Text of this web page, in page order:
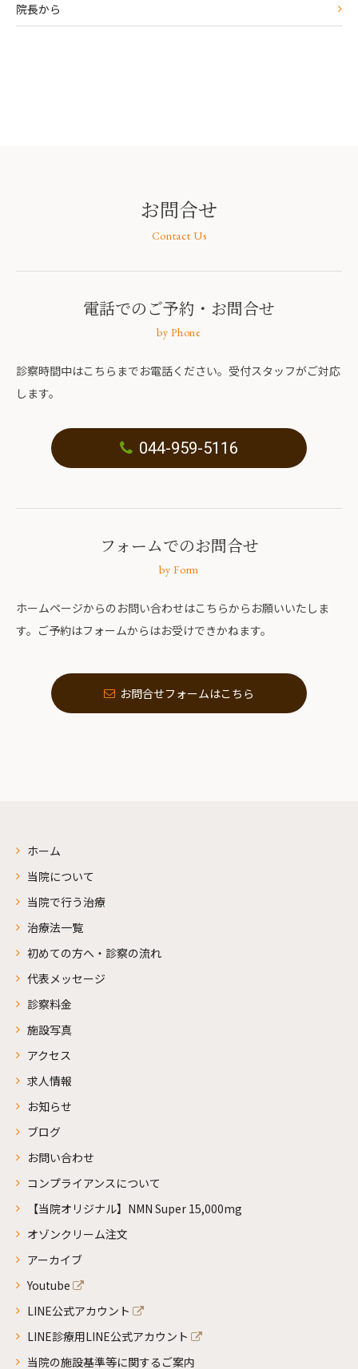
院長から
お問合せ
Contact Us
電話でのご予約 ・お問合せ
by Phone
診察時間中はこちらまでお電話ください。受付スタッフがご対応
します。
044-959-5116
フォームでのお問合せ
by Form
ホームページからのお問い合わせはこちらからお願いいたしま
す。ご予約はフォームからはお受けできかねます。
お問合せフォームはこちら
ホーム
当院について
当院で行う治療
治療法一覧
初めての方へ・診察の流れ
代表メッセージ
診察料金
施設写真
アクセス
求人情報
お知らせ
ブログ
お問い合わせ
コンプライアンスについて
【当院オリジナル】NMN Super 15,000mg
オゾンクリーム注文
アーカイブ
Youtube
LINE公式アカウント
LINE診療用LINE公式アカウント
当院の施設基準等に関するご案内